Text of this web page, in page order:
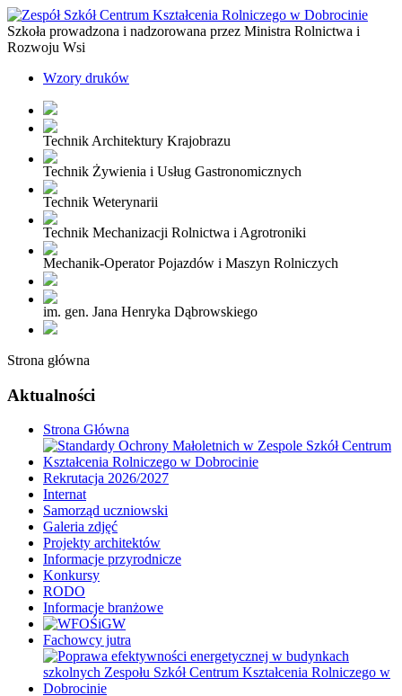
Szkoła prowadzona i nadzorowana przez Ministra Rolnictwa i
Rozwoju Wsi
Wzory druków
Technik Architektury Krajobrazu
Technik Żywienia i Usług Gastronomicznych
Technik Weterynarii
Technik Mechanizacji Rolnictwa i Agrotroniki
Mechanik-Operator Pojazdów i Maszyn Rolniczych
im. gen. Jana Henryka Dąbrowskiego
Strona główna
Aktualności
Strona Główna
Rekrutacja 2026/2027
Internat
Samorząd uczniowski
Galeria zdjęć
Projekty architektów
Informacje przyrodnicze
Konkursy
RODO
Informacje branżowe
Fachowcy jutra